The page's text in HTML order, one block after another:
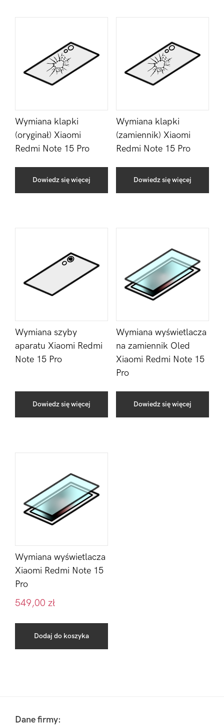
Wymiana klapki
(oryginał) Xiaomi
Redmi Note 15 Pro
Dowiedz się więcej
Wymiana klapki
(zamiennik) Xiaomi
Redmi Note 15 Pro
Dowiedz się więcej
Wymiana szyby
aparatu Xiaomi Redmi
Note 15 Pro
Dowiedz się więcej
Wymiana wyświetlacza
na zamiennik Oled
Xiaomi Redmi Note 15
Pro
Dowiedz się więcej
Wymiana wyświetlacza
Xiaomi Redmi Note 15
Pro
549,00 zł
Dodaj do koszyka
Sidebar
FooterDane firmy: